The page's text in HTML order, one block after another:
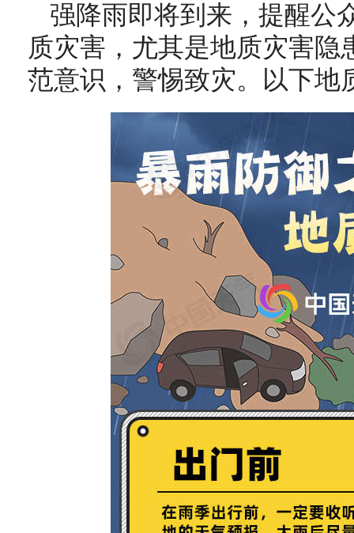
强降雨即将到来，提醒公
质灾害，尤其是地质灾害
范意识，警惕致灾。以下地